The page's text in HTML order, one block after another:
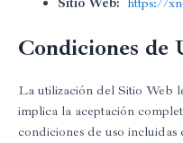
Condiciones de
La utilización del Sitio Web
implica la aceptación
condiciones de uso incluidas